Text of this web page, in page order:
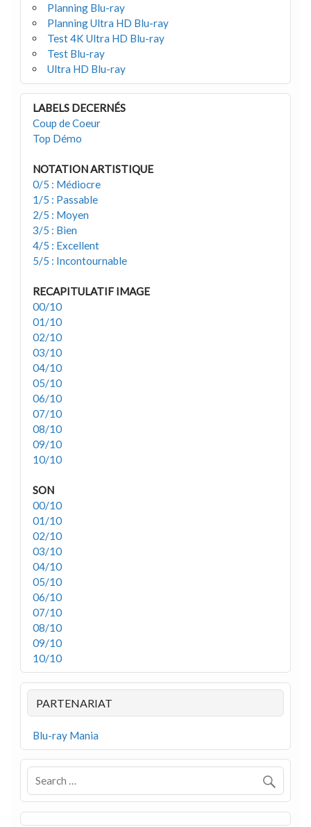
Planning Blu-ray
Planning Ultra HD Blu-ray
Test 4K Ultra HD Blu-ray
Test Blu-ray
Ultra HD Blu-ray
LABELS DECERNÉS
Coup de Coeur
Top Démo
NOTATION ARTISTIQUE
0/5 : Médiocre
1/5 : Passable
2/5 : Moyen
3/5 : Bien
4/5 : Excellent
5/5 : Incontournable
RECAPITULATIF IMAGE
00/10
01/10
02/10
03/10
04/10
05/10
06/10
07/10
08/10
09/10
10/10
SON
00/10
01/10
02/10
03/10
04/10
05/10
06/10
07/10
08/10
09/10
10/10
PARTENARIAT
Blu-ray Mania